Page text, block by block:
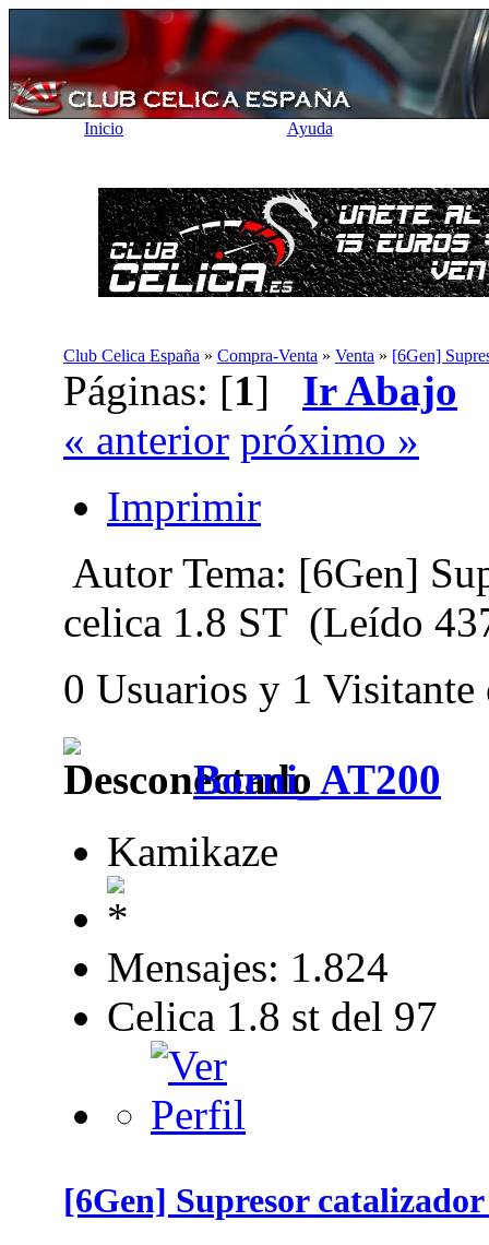
Inicio Ayuda
Club Celica España » Compra-Venta » Venta » [6Gen]
Páginas: [1] Ir Abajo
« anterior próximo »
Imprimir
Autor Tema: [6Gen]
celica 1.8 ST (Leído
0 Usuarios y 1 Visitante
Borni_AT200
Kamikaze
Mensajes: 1.824
Celica 1.8 st del 97
[6Gen] Supresor